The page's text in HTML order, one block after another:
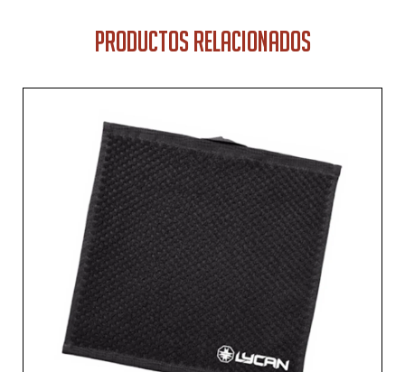
PRODUCTOS RELACIONADOS